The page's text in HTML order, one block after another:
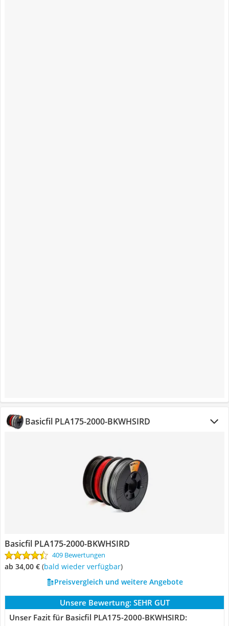
Basicfil PLA175-2000-BKWHSIRD
Basicfil PLA175-2000-BKWHSIRD
409 Bewertungen
ab 34,00 € ( Bald wieder verfügbar)
Preisvergleich und weitere Angebote
Unsere Bewertung: SEHR GUT
Unser Fazit für Basicfil PLA175-2000-BKWHSIRD: